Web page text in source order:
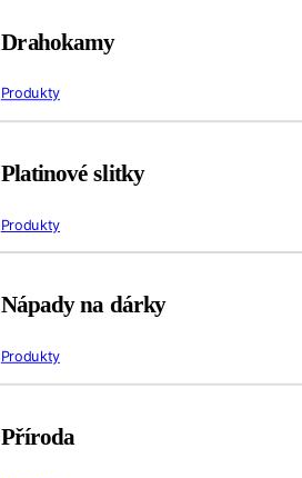
Drahokamy
Produkty
Platinové slitky
Produkty
Nápady na dárky
Produkty
Příroda